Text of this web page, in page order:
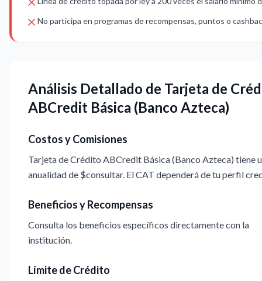
No participa en programas de recompensas, puntos o
Análisis Detallado de Tarjeta de
ABCredit Básica (Banco Azteca)
Costos y Comisiones
Tarjeta de Crédito ABCredit Básica (Banco Azteca) tiene
anualidad de $consultar. El CAT dependerá de tu perfil
Beneficios y Recompensas
Consulta los beneficios específicos directamente con la
institución.
Límite de Crédito